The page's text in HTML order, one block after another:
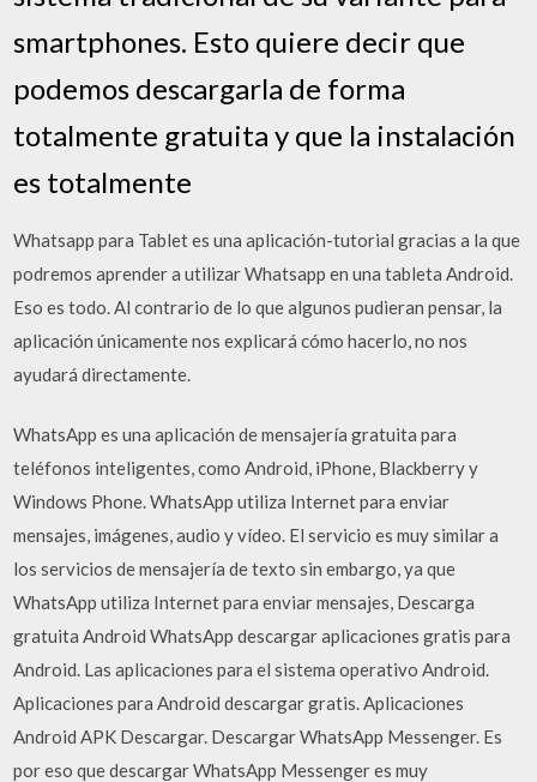
smartphones. Esto quiere decir que
podemos descargarla de forma
totalmente gratuita y que la instalación
es totalmente
Whatsapp para Tablet es una aplicación-tutorial gracias a la que
podremos aprender a utilizar Whatsapp en una tableta Android.
Eso es todo. Al contrario de lo que algunos pudieran pensar, la
aplicación únicamente nos explicará cómo hacerlo, no nos
ayudará directamente.
WhatsApp es una aplicación de mensajería gratuita para
teléfonos inteligentes, como Android, iPhone, Blackberry y
Windows Phone. WhatsApp utiliza Internet para enviar
mensajes, imágenes, audio y vídeo. El servicio es muy similar a
los servicios de mensajería de texto sin embargo, ya que
WhatsApp utiliza Internet para enviar mensajes, Descarga
gratuita Android WhatsApp descargar aplicaciones gratis para
Android. Las aplicaciones para el sistema operativo Android.
Aplicaciones para Android descargar gratis. Aplicaciones
Android APK Descargar. Descargar WhatsApp Messenger. Es
por eso que descargar WhatsApp Messenger es muy